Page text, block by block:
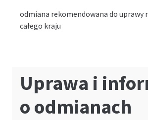
odmiana rekomendowana do uprawy
całego kraju
Uprawa i
o odmianach